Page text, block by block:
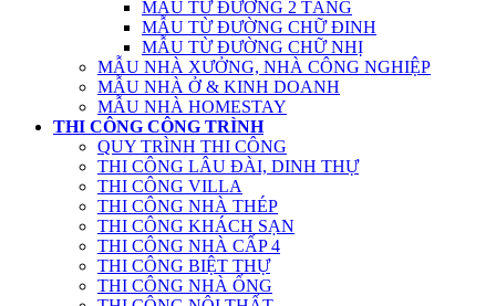
MẪU TỪ ĐƯỜNG 2 TẦNG
MẪU TỪ ĐƯỜNG CHỮ ĐINH
MẪU TỪ ĐƯỜNG CHỮ NHỊ
MẪU NHÀ XƯỞNG, NHÀ CÔNG NGHIỆP
MẪU NHÀ Ở & KINH DOANH
MẪU NHÀ HOMESTAY
THI CÔNG CÔNG TRÌNH
QUY TRÌNH THI CÔNG
THI CÔNG LÂU ĐÀI, DINH THỰ
THI CÔNG VILLA
THI CÔNG NHÀ THÉP
THI CÔNG KHÁCH SẠN
THI CÔNG NHÀ CẤP 4
THI CÔNG BIỆT THỰ
THI CÔNG NHÀ ỐNG